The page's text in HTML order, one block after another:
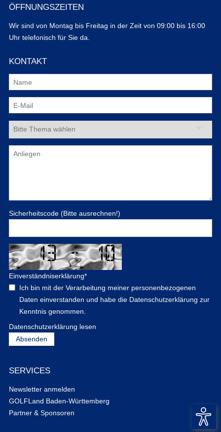
ÖFFNUNGSZEITEN
Wir sind von Montag bis Freitag in der Zeit von 09:00 bis 16:00
Uhr telefonisch für Sie da.
KONTAKT
Sicherheitscode (Bitte ausrechnen!)
Einverständniserklärung*
Ich bin mit der Verarbeitung meiner personenbezogenen
Daten einverstanden und habe die Datenschutzerklärung zur
Kenntnis genommen.
Datenschutzerklärung lesen
SERVICES
Newsletter anmelden
GOLFLand Baden-Württemberg
Partner & Sponsoren